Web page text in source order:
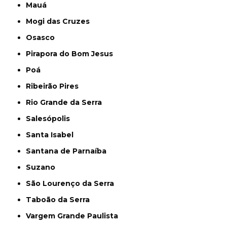
Mauá
Mogi das Cruzes
Osasco
Pirapora do Bom Jesus
Poá
Ribeirão Pires
Rio Grande da Serra
Salesópolis
Santa Isabel
Santana de Parnaíba
Suzano
São Lourenço da Serra
Taboão da Serra
Vargem Grande Paulista